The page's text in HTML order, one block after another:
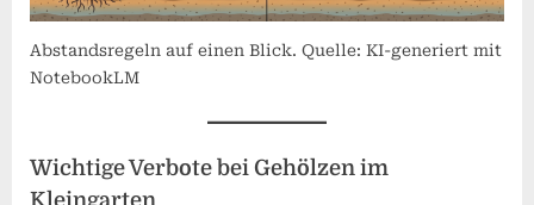
Abstandsregeln auf einen Blick. Quelle: KI-generiert mit
NotebookLM
Wichtige Verbote bei Gehölzen im